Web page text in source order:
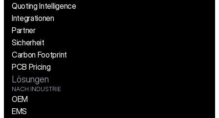
Quoting Intelligence
Integrationen
Partner
Sicherheit
Carbon Footprint
PCB Pricing
Lösungen
NACH INDUSTRIE
OEM
EMS